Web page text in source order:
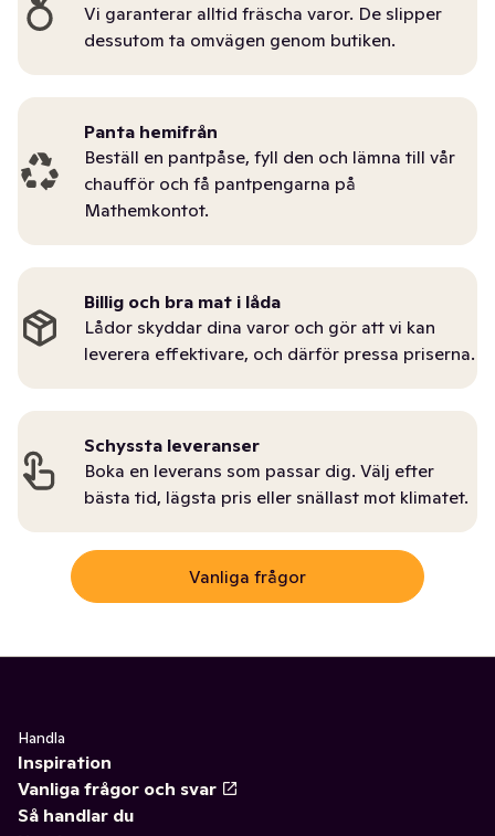
Vi garanterar alltid fräscha varor. De slipper
dessutom ta omvägen genom butiken.
Panta hemifrån
Beställ en pantpåse, fyll den och lämna till vår
chaufför och få pantpengarna på
Mathemkontot.
Billig och bra mat i låda
Lådor skyddar dina varor och gör att vi kan
leverera effektivare, och därför pressa priserna.
Schyssta leveranser
Boka en leverans som passar dig. Välj efter
bästa tid, lägsta pris eller snällast mot klimatet.
Vanliga frågor
Handla
Inspiration
Vanliga frågor och svar
Så handlar du